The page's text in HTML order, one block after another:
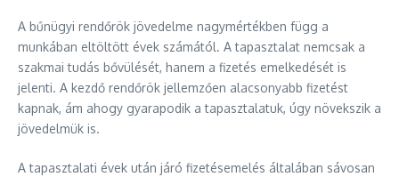
A bűnügyi rendőrök jövedelme nagymértékben függ a
munkában eltöltött évek számától. A tapasztalat nemcsak a
szakmai tudás bővülését, hanem a fizetés emelkedését is
jelenti. A kezdő rendőrök jellemzően alacsonyabb fizetést
kapnak, ám ahogy gyarapodik a tapasztalatuk, úgy növekszik a
jövedelmük is.
A tapasztalati évek után járó fizetésemelés általában sávosan